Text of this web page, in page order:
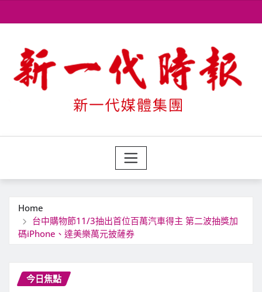
to
Home
台中購物節11/3抽出首位百萬汽車得主 第二波抽獎加
碼iPhone、達美樂萬元披薩券
今日焦點